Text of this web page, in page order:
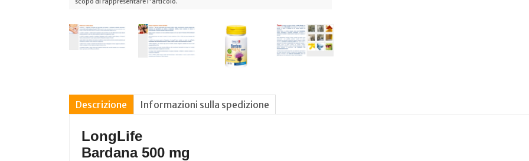
Descrizione Informazioni sulla spedizione
LongLife
Bardana 500 mg